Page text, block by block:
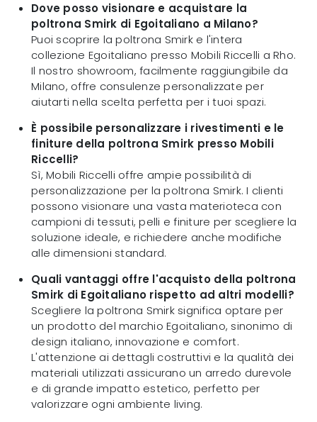
Dove posso visionare e acquistare la
poltrona Smirk di Egoitaliano a Milano?
Puoi scoprire la poltrona Smirk e l'intera
collezione Egoitaliano presso Mobili Riccelli a Rho.
Il nostro showroom, facilmente raggiungibile da
Milano, offre consulenze personalizzate per
aiutarti nella scelta perfetta per i tuoi spazi.
È possibile personalizzare i rivestimenti e le
finiture della poltrona Smirk presso Mobili
Riccelli?
Sì, Mobili Riccelli offre ampie possibilità di
personalizzazione per la poltrona Smirk. I clienti
possono visionare una vasta materioteca con
campioni di tessuti, pelli e finiture per scegliere la
soluzione ideale, e richiedere anche modifiche
alle dimensioni standard.
Quali vantaggi offre l'acquisto della poltrona
Smirk di Egoitaliano rispetto ad altri modelli?
Scegliere la poltrona Smirk significa optare per
un prodotto del marchio Egoitaliano, sinonimo di
design italiano, innovazione e comfort.
L'attenzione ai dettagli costruttivi e la qualità dei
materiali utilizzati assicurano un arredo durevole
e di grande impatto estetico, perfetto per
valorizzare ogni ambiente living.